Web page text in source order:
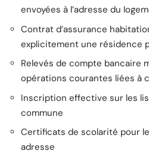
envoyées à l’adresse du
Contrat d’assurance
explicitement une résidence
Relevés de compte bancaire
opérations courantes liées à
Inscription effective sur les
commune
Certificats de scolarité pour
adresse